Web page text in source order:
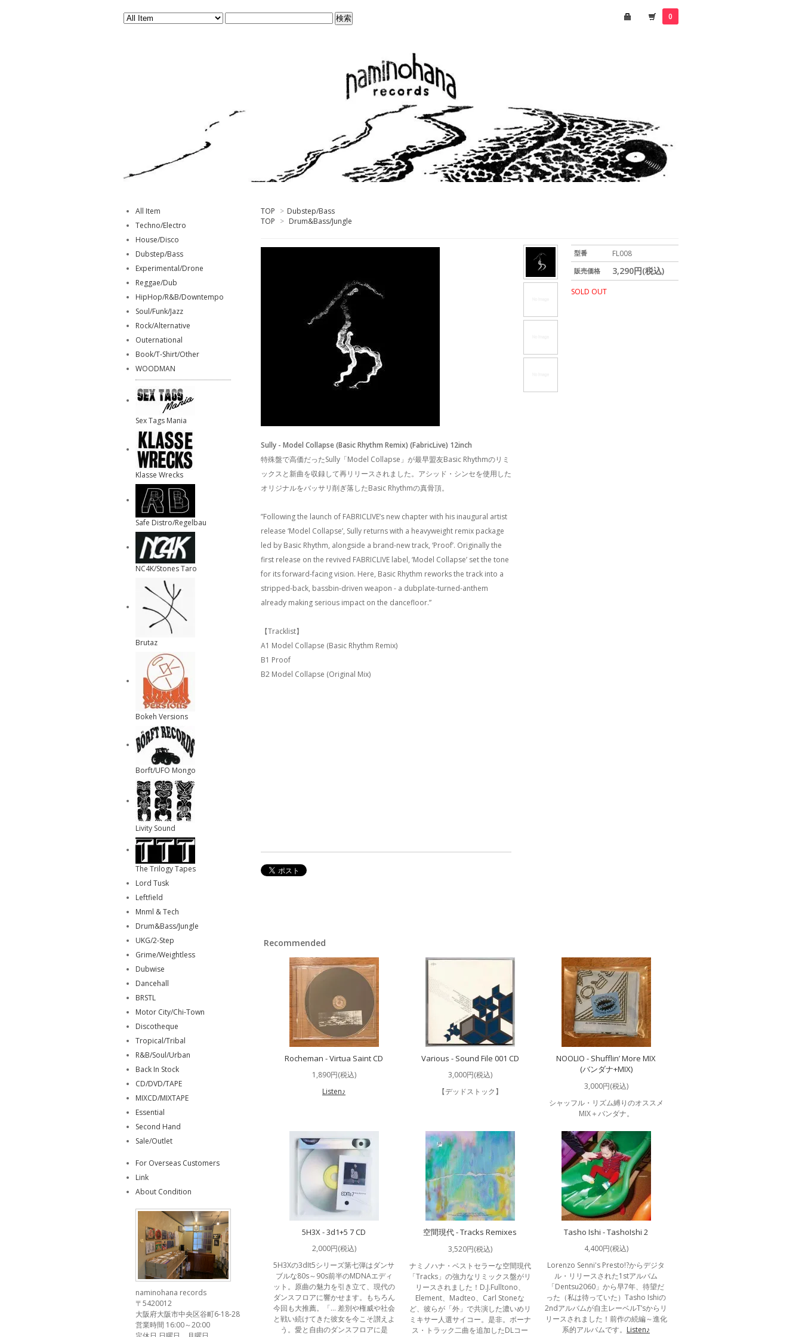
0
TOP > Dubstep/Bass
TOP > Drum&Bass/Jungle
型番 FL008
販売価格 3,290円(税込)
SOLD OUT
Sully - Model Collapse (Basic Rhythm Remix) (FabricLive) 12inch
特殊盤で高価だったSully「Model Collapse」が最早盟友Basic Rhythmのリミ
ックスと新曲を収録して再リリースされました。アシッド・シンセを使用した
オリジナルをバッサリ削ぎ落したBasic Rhythmの真骨頂。
”Following the launch of FABRICLIVE’s new chapter with his inaugural artist
release ‘Model Collapse’, Sully returns with a heavyweight remix package
led by Basic Rhythm, alongside a brand-new track, ‘Proof’. Originally the
first release on the revived FABRICLIVE label, ‘Model Collapse’ set the tone
for its forward-facing vision. Here, Basic Rhythm reworks the track into a
stripped-back, bassbin-driven weapon - a dubplate-turned-anthem
already making serious impact on the dancefloor.”
【Tracklist】
A1 Model Collapse (Basic Rhythm Remix)
B1 Proof
B2 Model Collapse (Original Mix)
Recommended
Rocheman - Virtua Saint CD
1,890円(税込)
Listen♪
Various - Sound File 001 CD
3,000円(税込)
【デッドストック】
NOOLIO - Shufflin’ More MIX
(バンダナ+MIX)
3,000円(税込)
シャッフル・リズム縛りのオススメ
MIX＋バンダナ。
5H3X - 3d1+5 7 CD
2,000円(税込)
5H3Xの3dIt5シリーズ第七弾はダンサ
ブルな80s～90s前半のMDNAエディ
ット。原曲の魅力を引き立て、現代の
ダンスフロアに響かせます。もちろん
今回も大推薦。「… 差別や権威や社会
と戦い続けてきた彼女を今こそ讃えよ
う。愛と自由のダンスフロアに是
空間現代 - Tracks Remixes
3,520円(税込)
ナミノハナ・ベストセラーな空間現代
「Tracks」の強力なリミックス盤がリ
リースされました！D.J.Fulltono、
Element、Madteo、Carl Stoneな
ど、彼らが「外」で共演した濃いめリ
ミキサー人選サイコー。是非。ボーナ
ス・トラック二曲を追加したDLコー
Tasho Ishi - TashoIshi 2
4,400円(税込)
Lorenzo Senni's Presto!?からデジタ
ル・リリースされた1stアルバム
「Dentsu2060」から早7年、待望だ
った（私は待っていた）Tasho Ishiの
2ndアルバムが自主レーベルT’sからリ
リースされました！前作の続編～進化
系的アルバムです。 Listen♪
All Item
Techno/Electro
House/Disco
Dubstep/Bass
Experimental/Drone
Reggae/Dub
HipHop/R&B/Downtempo
Soul/Funk/Jazz
Rock/Alternative
Outernational
Book/T-Shirt/Other
WOODMAN
Sex Tags Mania
Klasse Wrecks
Safe Distro/Regelbau
NC4K/Stones Taro
Brutaz
Bokeh Versions
Borft/UFO Mongo
Livity Sound
The Trilogy Tapes
Lord Tusk
Leftfield
Mnml & Tech
Drum&Bass/Jungle
UKG/2-Step
Grime/Weightless
Dubwise
Dancehall
BRSTL
Motor City/Chi-Town
Discotheque
Tropical/Tribal
R&B/Soul/Urban
Back In Stock
CD/DVD/TAPE
MIXCD/MIXTAPE
Essential
Second Hand
Sale/Outlet
For Overseas Customers
Link
About Condition
naminohana records
〒5420012
大阪府大阪市中央区谷町6-18-28
営業時間 16:00～20:00